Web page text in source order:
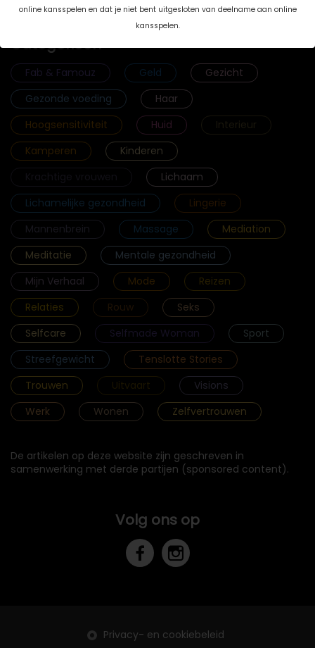
online kansspelen en dat je niet bent uitgesloten van deelname aan online
kansspelen.
Categorieën
Fab & Famouz Geld
Gezicht
Gezonde voeding
Haar
Hoogsensitiviteit
Huid
Interieur
Kamperen
Kinderen
Lichaam
Lichamelijke gezondheid
Lingerie
Mannenbrein
Massage
Mediation
Meditatie
Mentale gezondheid
Mijn Verhaal
Mode
Reizen
Relaties
Rouw
Seks
Selfcare
Selfmade Woman
Sport
Streefgewicht
Tenslotte Stories
Trouwen
Uitvaart
Visions
Werk
Wonen Zelfvertrouwen
De artikelen op deze website zijn geschreven in
samenwerking met derde partijen (sponsored content).
Volg ons op
Privacy- en cookiebeleid